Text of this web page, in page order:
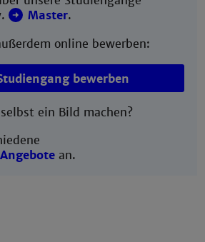
Master.
online bewerben:
bewerben
ein Bild machen?
an.